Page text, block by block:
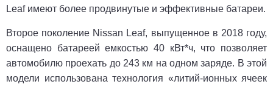
Leaf имеют более продвинутые и эффективные батареи.
Второе поколение Nissan Leaf, выпущенное в 2018 году,
оснащено батареей емкостью 40 кВт*ч, что позволяет
автомобилю проехать до 243 км на одном заряде. В этой
модели использована технология «литий-ионных ячеек